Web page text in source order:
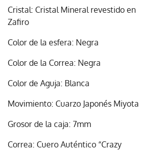
Cristal: Cristal Mineral revestido en
Zafiro
Color de la esfera: Negra
Color de la Correa: Negra
Color de Aguja: Blanca
Movimiento: Cuarzo Japonés Miyota
Grosor de la caja: 7mm
Correa: Cuero Auténtico “Crazy